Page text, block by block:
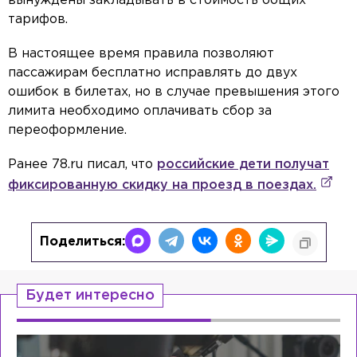
тарифов.
В настоящее время правила позволяют
пассажирам бесплатно исправлять до двух
ошибок в билетах, но в случае превышения этого
лимита необходимо оплачивать сбор за
переоформление.
Ранее 78.ru писал, что российские дети получат
фиксированную скидку на проезд в поездах.
Поделиться:
Будет интересно